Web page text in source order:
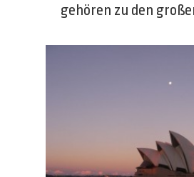
gehören zu den